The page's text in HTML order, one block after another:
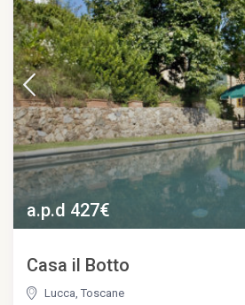
a.p.d 427€
Casa il Botto
Lucca,Toscane